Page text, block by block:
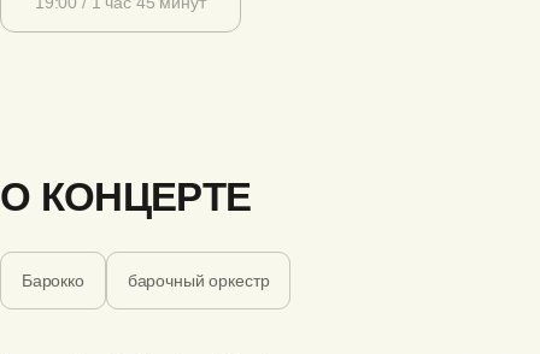
О КОНЦЕРТЕ
Барокко барочный оркестр